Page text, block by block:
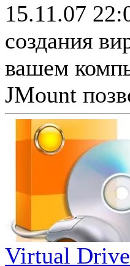
15.11.07
создания
вашем
JMount
Virtual